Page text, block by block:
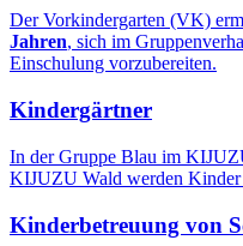
Der Vorkindergarten (VK)
Jahren, sich im
Einschulung vorzubereiten.
Kindergärtner
In der Gruppe Blau im
KIJUZU Wald werden Kinder
Kinderbetreuung von